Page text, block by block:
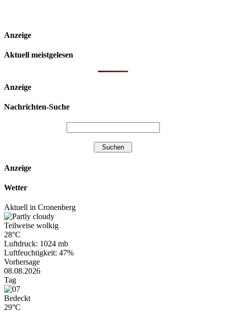
Anzeige
Aktuell meistgelesen
Anzeige
Nachrichten-Suche
Anzeige
Wetter
Aktuell in Cronenberg
Teilweise wolkig
28°C
Luftdruck: 1024 mb
Luftfeuchtigkeit: 47%
Vorhersage
08.08.2026
Tag
Bedeckt
29°C